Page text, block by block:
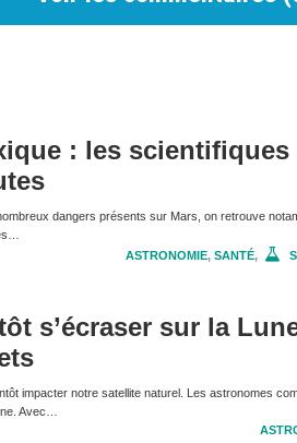
: les scientifiques
dangers présents sur Mars, on retrouve
ASTRONOMIE, SANTÉ,
s’écraser sur la
impacter notre satellite naturel. Les astronomes
Avec…